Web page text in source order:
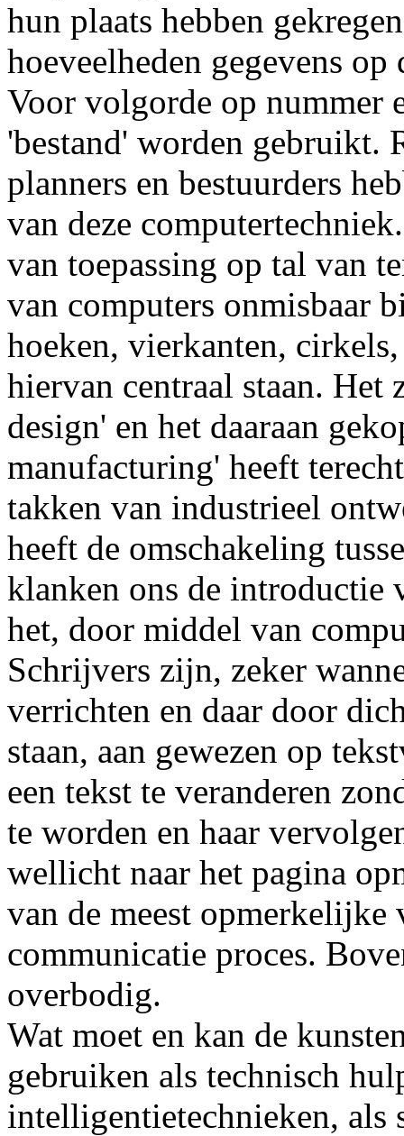
hun plaats hebben
hoeveelheden gegevens
Voor volgorde op nummer
'bestand' worden gebruikt.
planners en bestuurders
van deze
van toepassing op tal van
van computers onmisbaar
hoeken, vierkanten,
hiervan centraal staan. Het
design' en het daaraan
manufacturing' heeft
takken van industrieel
heeft de omschakeling
klanken ons de introductie
het, door middel van
Schrijvers zijn, zeker
verrichten en daar door
staan, aan gewezen op
een tekst te veranderen
te worden en haar
wellicht naar het pagina
van de meest opmerkelijke
communicatie proces.
overbodig.
Wat moet en kan de
gebruiken als technisch
intelligentietechnieken, als